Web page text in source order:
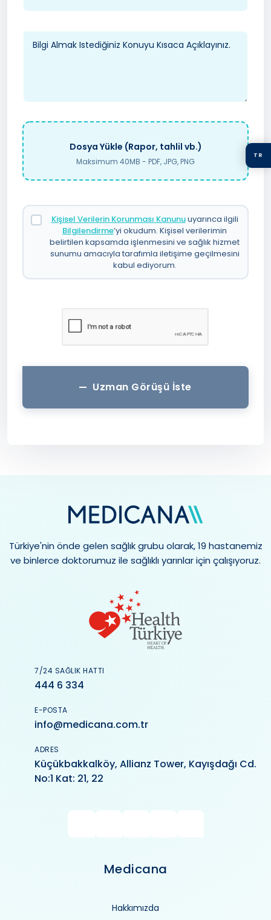
TR
Dosya Yükle (Rapor, tahlil vb.)
Maksimum 40MB - PDF, JPG, PNG
Kişisel Verilerin Korunması Kanunuuyarınca ilgili
Bilgilendirme’yi okudum. Kişisel verilerimin
belirtilen kapsamda işlenmesini ve sağlık hizmet
sunumu amacıyla tarafımla iletişime geçilmesini
kabul ediyorum.
Uzman Görüşü İste
Türkiye'nin önde gelen sağlık grubu olarak, 19 hastanemiz
ve binlerce doktorumuz ile sağlıklı yarınlar için çalışıyoruz.
7/24 SAĞLIK HATTI
444 6 334
E-POSTA
info@medicana.com.tr
ADRES
Küçükbakkalköy, Allianz Tower, Kayışdağı Cd.
No:1 Kat: 21, 22
Medicana
Hakkımızda